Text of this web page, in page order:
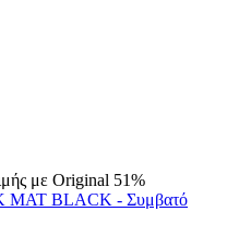
με Original 51%
MAT BLACK - Συμβατό